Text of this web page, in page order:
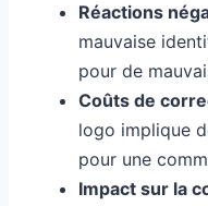
Réactions
mauvaise
pour de
Coûts de
logo implique
pour une
Impact sur la